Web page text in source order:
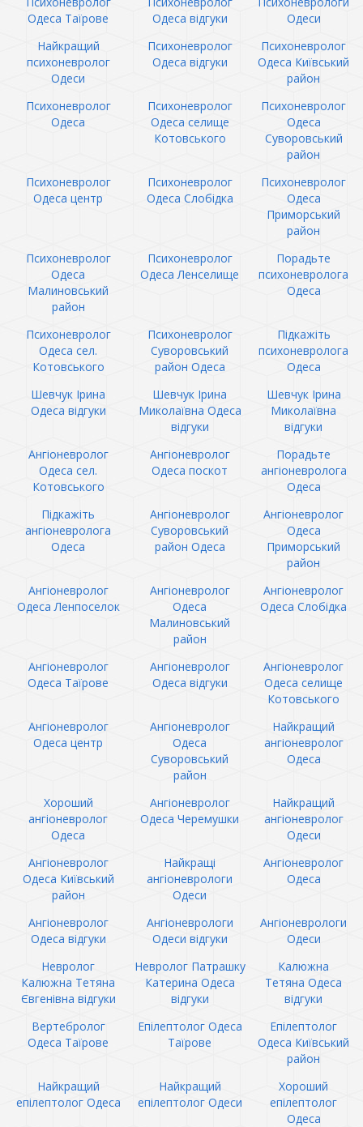
Одеса Таїрове
Одеса відгуки
Одеси
Найкращий
психоневролог
Одеси
Психоневролог
Одеса відгуки
Психоневролог
Одеса Київський
район
Психоневролог
Одеса
Психоневролог
Одеса селище
Котовського
Психоневролог
Одеса
Суворовський
район
Психоневролог
Одеса центр
Психоневролог
Одеса Слобідка
Психоневролог
Одеса
Приморський
район
Психоневролог
Одеса
Малиновський
район
Психоневролог
Одеса Ленселище
Порадьте
психоневролога
Одеса
Психоневролог
Одеса сел.
Котовського
Психоневролог
Суворовський
район Одеса
Підкажіть
психоневролога
Одеса
Шевчук Ірина
Одеса відгуки
Шевчук Ірина
Миколаївна Одеса
відгуки
Шевчук Ірина
Миколаївна
відгуки
Ангіоневролог
Одеса сел.
Котовського
Ангіоневролог
Одеса поскот
Порадьте
ангіоневролога
Одеса
Підкажіть
ангіоневролога
Одеса
Ангіоневролог
Суворовський
район Одеса
Ангіоневролог
Одеса
Приморський
район
Ангіоневролог
Одеса Ленпоселок
Ангіоневролог
Одеса
Малиновський
район
Ангіоневролог
Одеса Слобідка
Ангіоневролог
Одеса Таїрове
Ангіоневролог
Одеса відгуки
Ангіоневролог
Одеса селище
Котовського
Ангіоневролог
Одеса центр
Ангіоневролог
Одеса
Суворовський
район
Найкращий
ангіоневролог
Одеса
Хороший
ангіоневролог
Одеса
Ангіоневролог
Одеса Черемушки
Найкращий
ангіоневролог
Одеси
Ангіоневролог
Одеса Київський
район
Найкращі
ангіоневрологи
Одеси
Ангіоневролог
Одеса
Ангіоневролог
Одеса відгуки
Ангіоневрологи
Одеси відгуки
Ангіоневрологи
Одеси
Невролог
Калюжна Тетяна
Євгенівна відгуки
Невролог Патрашку
Катерина Одеса
відгуки
Калюжна
Тетяна Одеса
відгуки
Вертебролог
Одеса Таїрове
Епілептолог Одеса
Таїрове
Епілептолог
Одеса Київський
район
Найкращий
епілептолог Одеса
Найкращий
епілептолог Одеси
Хороший
епілептолог
Одеса